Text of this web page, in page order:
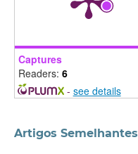
Captures
Readers: 6
- see details
Artigos Semelhantes